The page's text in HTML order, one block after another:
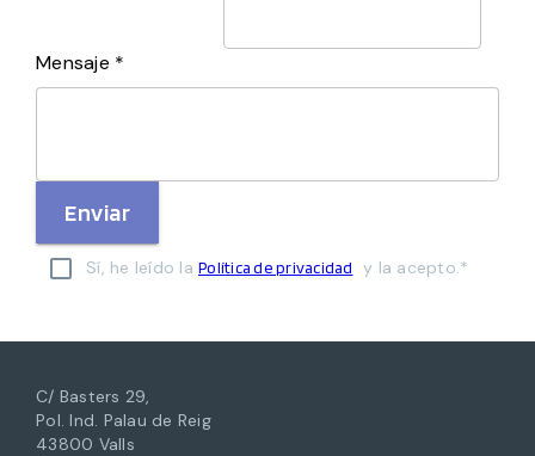
Mensaje *
Enviar
Sí, he leído la Política de privacidad y la acepto.*
C/ Basters 29,
Pol. Ind. Palau de Reig
43800 Valls